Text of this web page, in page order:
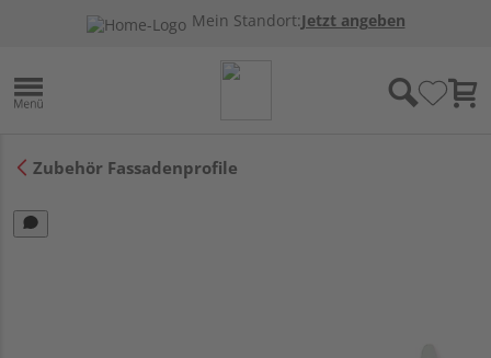
Mein Standort:Jetzt angeben
Zubehör Fassadenprofile